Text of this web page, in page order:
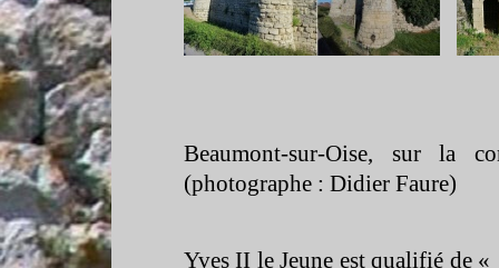
Beaumont-sur-Oise, sur la
(photographe : Didier Faure)
Yves II le Jeune est qualifié de